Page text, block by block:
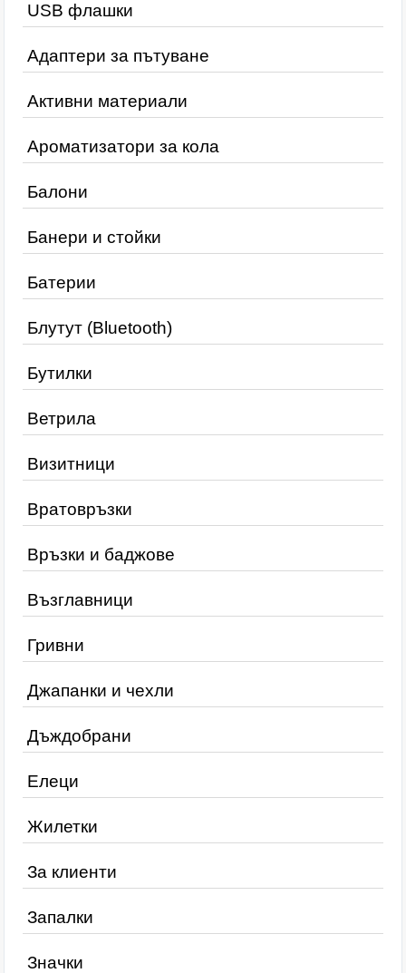
USB флашки
Адаптери за пътуване
Активни материали
Ароматизатори за кола
Балони
Банери и стойки
Батерии
Блутут (Bluetooth)
Бутилки
Ветрила
Визитници
Вратовръзки
Връзки и баджове
Възглавници
Гривни
Джапанки и чехли
Дъждобрани
Елеци
Жилетки
За клиенти
Запалки
Значки